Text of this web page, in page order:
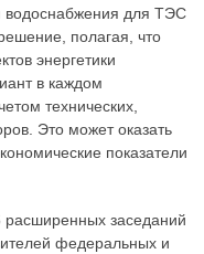
водоснабжения для ТЭС
полагая, что
энергетики
в каждом
технических,
Это может оказать
показатели
расширенных заседаний
федеральных и